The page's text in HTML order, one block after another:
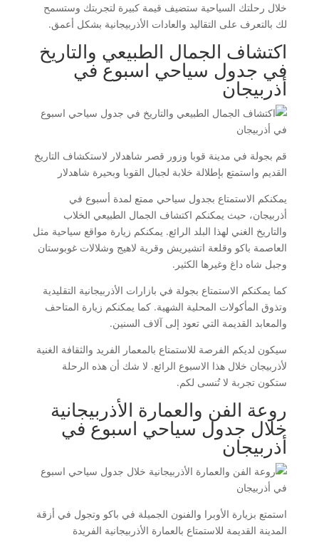
خلال رحلتك السياحية ستضيف قيمة كبيرة لتجربتك وستسمح
لك بالتعرف على التقاليد والعادات الأذربيجانية بشكل أعمق.
اكتشاف الجمال الطبيعي والتاريخ
في جدول سياحي اسبوع في
أذربيجان
قم بجولة في مدينة قوبا وزور قصر شاهدلار لاستكشاف التاريخ
القديم واستمتع بإطلالة خلابة لجبال القوبا وبحيرة شاهدلار
يمكنكم الاستمتاع بجدول سياحي ممتع لمدة أسبوع في
أذربيجان، حيث يمكنكم اكتشاف الجمال الطبيعي الخلاب
والتاريخ الغني لهذا البلد الرائع. يمكنكم زيارة مواقع سياحية مثل
العاصمة باكو وقلعة اتشيريش وقرية لاهيج وشلالات غوبوستان
وجبل شاه داغ وغيرها الكثير.
كما يمكنكم الاستمتاع بجولة في بازارات الأذربيجانية التقليدية
وتذوق المأكولات المحلية الشهية. كما يمكنكم زيارة المتاحف
والمعابد القديمة التي تعود إلى آلاف السنين.
سيكون لديكم الفرصة للاستمتاع بالمعمار الفريد والثقافة الغنية
لأذربيجان خلال هذا الاسبوع الرائع. لا شك أن هذه الرحلة
ستكون تجربة لا تُنسى لكم.
روعة الفن والعمارة الأذربيجانية
خلال جدول سياحي اسبوع في
أذربيجان
استمتع بزيارة الأوبرا والفنون الجميلة في باكو وتجول في أزقة
المدينة القديمة للاستمتاع بالعمارة الأذربيجانية الفريدة